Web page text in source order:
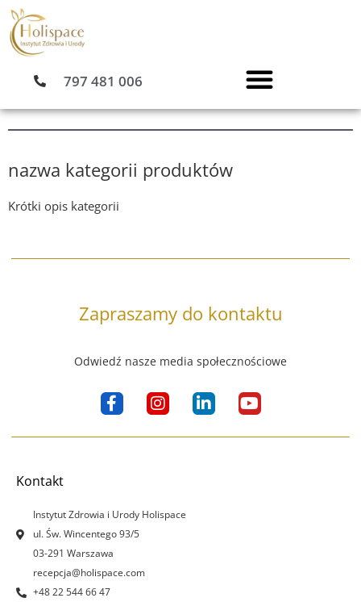
Przejdź
do
treści
797 481 006
nazwa kategorii produktów
Krótki opis kategorii
Zapraszamy do kontaktu
Odwiedź nasze media społecznościowe
F
a
c
k
-
f
I
n
s
a
L
i
n
Y
o
u
Kontakt
Instytut Zdrowia i Urody Holispace
ul. Św. Wincentego 93/5
03-291 Warszawa
recepcja@holispace.com
+48 22 544 66 47